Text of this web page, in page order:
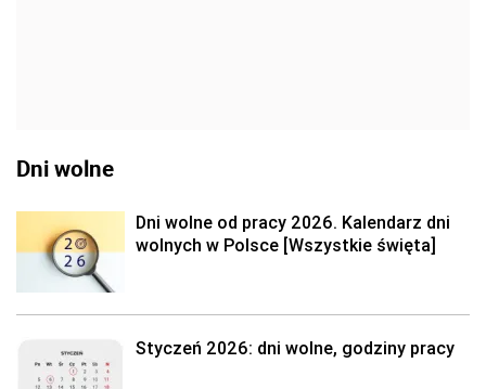
Dni wolne
Dni wolne od pracy 2026. Kalendarz dni
wolnych w Polsce [Wszystkie święta]
Styczeń 2026: dni wolne, godziny pracy